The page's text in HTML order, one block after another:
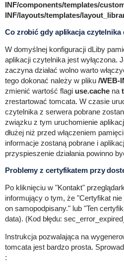
INF/components/templates/
INF/layouts/templates/
Co zrobić gdy aplikacja czytelnika
W domyślnej konfiguracji dLiby
aplikacji czytelnika jest wyłączona.
zaczyna działać wolno warto
tego dokonać należy w pliku /WEB-
zmienić wartość flagi use.cachena
zrestartować tomcata. W czasie
czytelnika z serwera pobrane
związku z tym uruchomienie
dłużej niż przed włączeniem
informacje zostaną pobrane i
przyspieszenie działania powinno
Problemy z certyfikatem przy
Po kliknięciu w "Kontakt"
informujący o tym, że "Certyfikat
on samopodpisany." lub "Ten
data). (Kod błędu:
Instrukcja pozwalająca na
tomcata jest bardzo prosta.
: